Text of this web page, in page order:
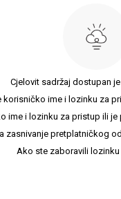
Cjelovit sadržaj dostupan
korisničko ime i lozinku za
ime i lozinku za pristup ili
zasnivanje pretplatničkog
Ako ste zaboravili lozinku